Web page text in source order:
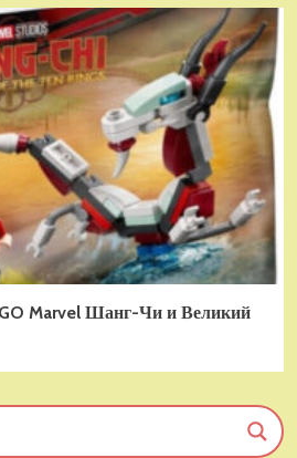
Marvel Шанг-Чи и Великий
RiverToys T777TT 4WD